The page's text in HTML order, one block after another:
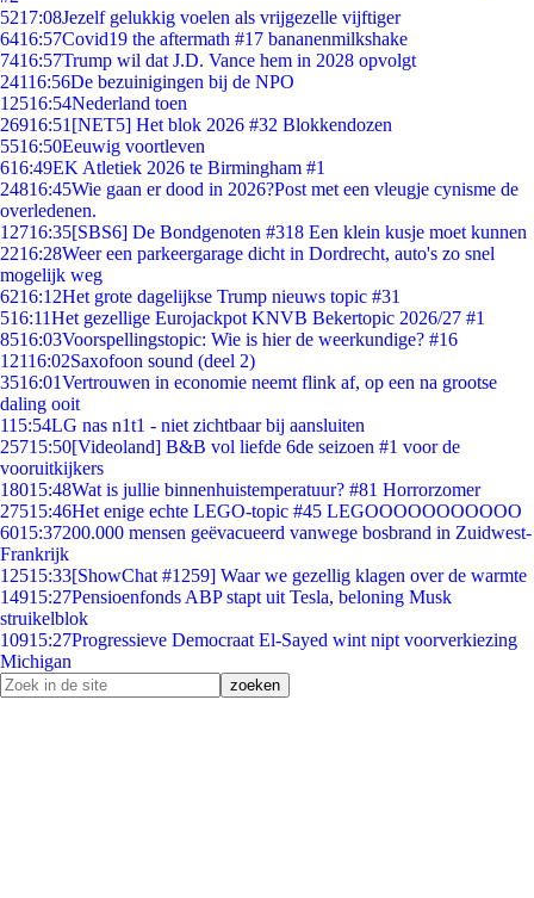
5217:08Jezelf gelukkig voelen als vrijgezelle vijftiger
6416:57Covid19 the aftermath #17 bananenmilkshake
7416:57Trump wil dat J.D. Vance hem in 2028 opvolgt
24116:56De bezuinigingen bij de NPO
12516:54Nederland toen
26916:51 [NET5] Het blok 2026 #32 Blokkendozen
5516:50Eeuwig voortleven
616:49EK Atletiek 2026 te Birmingham #1
24816:45Wie gaan er dood in 2026?Post met een vleugje cynisme de
overledenen.
12716:35[SBS6] De Bondgenoten #318 Een klein kusje moet kunnen
2216:28Weer een parkeergarage dicht in Dordrecht, auto's zo snel
mogelijk weg
6216:12Het grote dagelijkse Trump nieuws topic #31
516:11Het gezellige Eurojackpot KNVB Bekertopic 2026/27 #1
8516:03Voorspellingstopic: Wie is hier de weerkundige? #16
12116:02Saxofoon sound (deel 2)
3516:01Vertrouwen in economie neemt flink af, op een na grootse
daling ooit
115:54LG nas n1t1 - niet zichtbaar bij aansluiten
25715:50[Videoland] B&B vol liefde 6de seizoen #1 voor de
vooruitkijkers
18015:48Wat is jullie binnenhuistemperatuur? #81 Horrorzomer
27515:46Het enige echte LEGO-topic #45 LEGOOOOOOOOOOO
6015:37200.000 mensen geëvacueerd vanwege bosbrand in Zuidwest-
Frankrijk
12515:33[ShowChat #1259] Waar we gezellig klagen over de warmte
14915:27Pensioenfonds ABP stapt uit Tesla, beloning Musk
struikelblok
10915:27Progressieve Democraat El-Sayed wint nipt voorverkiezing
Michigan